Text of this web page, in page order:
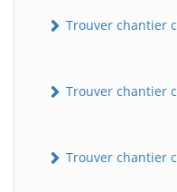
Trouver chantier
Trouver chantier
Trouver chantier